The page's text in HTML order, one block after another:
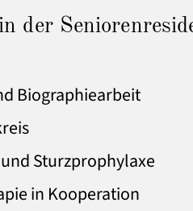
der
Biographiearbeit
Sturzprophylaxe
in Kooperation